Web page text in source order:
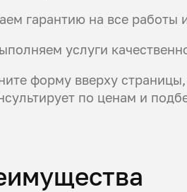
гарантию на все работы
услуги
форму вверху
по ценам и